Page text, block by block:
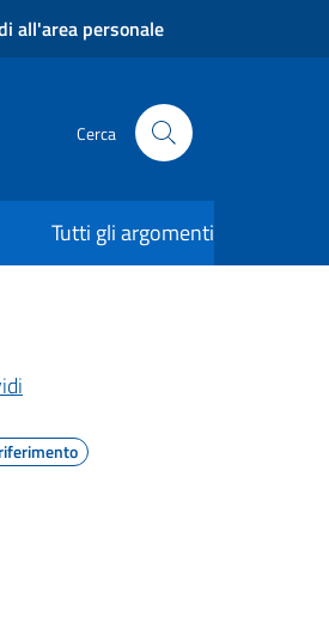
all'area personale
Cerca
Tutti gli argomenti